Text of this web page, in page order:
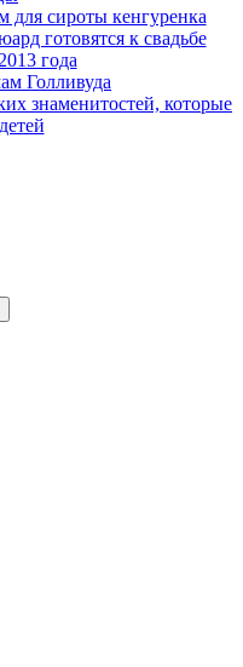
сироты кенгуренка
готовятся к свадьбе
года
Голливуда
знаменитостей, которые